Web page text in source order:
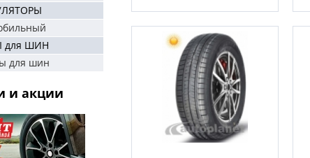
для ШИН
для шин
и акции